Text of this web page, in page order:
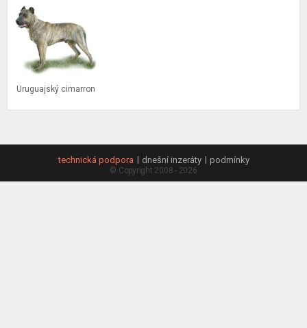
Hledat podle lokality
Hledat podle typu
Pokročilé vyhledávání
Uruguajský cimarron
technická podpora dnešní inzeráty podmínky
© Copyright 2008 - 2026